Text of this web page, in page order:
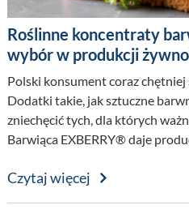
Roślinne koncentraty
wybór w produkcji
Polski konsument coraz
Dodatki takie, jak sztuczne
zniechęcić tych, dla których
Barwiąca EXBERRY® daje
etykietą.
Czytaj więcej